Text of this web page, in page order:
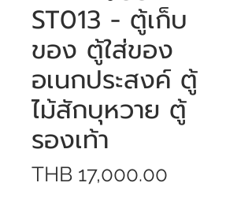
ST013 - ตู้เก็บ
ของ ตู้ใส่ของ
อเนกประสงค์ ตู้
ไม้สักบุหวาย ตู้
รองเท้า
THB 17,000.00